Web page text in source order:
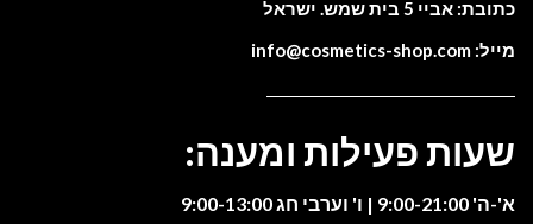
כתובת: אביי 5 בית שמש. ישראל
מייל: info@cosmetics-shop.com
שעות פעילות ומענה:
א'-ה' 9:00-21:00 | ו' וערבי חג 9:00-13:00